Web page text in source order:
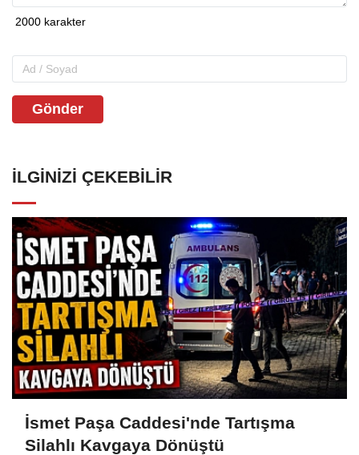
Gönder
İLGINIZI ÇEKEBILIR
İsmet Paşa Caddesi'nde Tartışma
Silahlı Kavgaya Dönüştü